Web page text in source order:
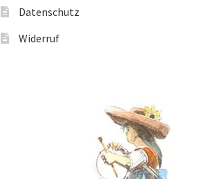
Datenschutz
Widerruf